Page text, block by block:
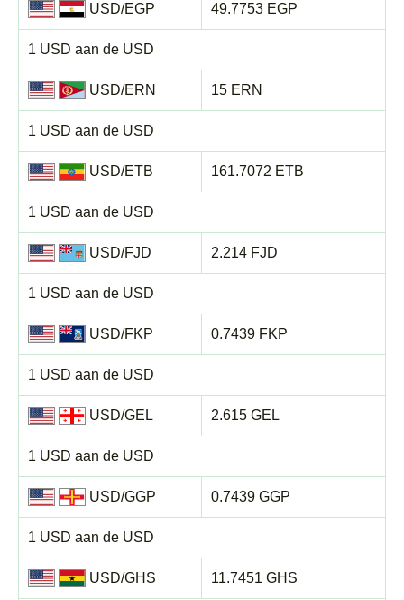
USD/EGP
1 USD aan de USD
49.7753 EGP
USD/ERN
1 USD aan de USD
15 ERN
USD/ETB
1 USD aan de USD
161.7072 ETB
USD/FJD
1 USD aan de USD
2.214 FJD
USD/FKP
1 USD aan de USD
0.7439 FKP
USD/GEL
1 USD aan de USD
2.615 GEL
USD/GGP
1 USD aan de USD
0.7439 GGP
USD/GHS 11.7451 GHS